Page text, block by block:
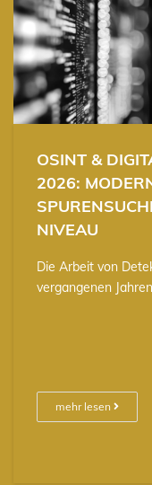
OSINT &
2026:
NIVEAU
Die Arbeit von
vergangenen
mehr lesen